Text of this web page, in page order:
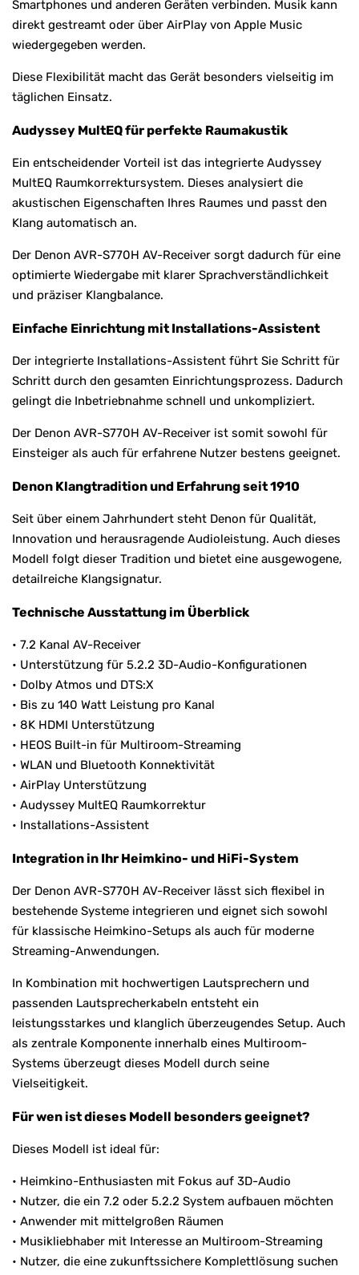
Smartphones und anderen Geräten verbinden. Musik kann
direkt gestreamt oder über AirPlay von Apple Music
wiedergegeben werden.
Diese Flexibilität macht das Gerät besonders vielseitig im
täglichen Einsatz.
Audyssey MultEQ für perfekte Raumakustik
Ein entscheidender Vorteil ist das integrierte Audyssey
MultEQ Raumkorrektursystem. Dieses analysiert die
akustischen Eigenschaften Ihres Raumes und passt den
Klang automatisch an.
Der Denon AVR-S770H AV-Receiver sorgt dadurch für eine
optimierte Wiedergabe mit klarer Sprachverständlichkeit
und präziser Klangbalance.
Einfache Einrichtung mit Installations-Assistent
Der integrierte Installations-Assistent führt Sie Schritt für
Schritt durch den gesamten Einrichtungsprozess. Dadurch
gelingt die Inbetriebnahme schnell und unkompliziert.
Der Denon AVR-S770H AV-Receiver ist somit sowohl für
Einsteiger als auch für erfahrene Nutzer bestens geeignet.
Denon Klangtradition und Erfahrung seit 1910
Seit über einem Jahrhundert steht Denon für Qualität,
Innovation und herausragende Audioleistung. Auch dieses
Modell folgt dieser Tradition und bietet eine ausgewogene,
detailreiche Klangsignatur.
Technische Ausstattung im Überblick
• 7.2 Kanal AV-Receiver
• Unterstützung für 5.2.2 3D-Audio-Konfigurationen
• Dolby Atmos und DTS:X
• Bis zu 140 Watt Leistung pro Kanal
• 8K HDMI Unterstützung
• HEOS Built-in für Multiroom-Streaming
• WLAN und Bluetooth Konnektivität
• AirPlay Unterstützung
• Audyssey MultEQ Raumkorrektur
• Installations-Assistent
Integration in Ihr Heimkino- und HiFi-System
Der Denon AVR-S770H AV-Receiver lässt sich flexibel in
bestehende Systeme integrieren und eignet sich sowohl
für klassische Heimkino-Setups als auch für moderne
Streaming-Anwendungen.
In Kombination mit hochwertigen Lautsprechern und
passenden Lautsprecherkabeln entsteht ein
leistungsstarkes und klanglich überzeugendes Setup. Auch
als zentrale Komponente innerhalb eines Multiroom-
Systems überzeugt dieses Modell durch seine
Vielseitigkeit.
Für wen ist dieses Modell besonders geeignet?
Dieses Modell ist ideal für:
• Heimkino-Enthusiasten mit Fokus auf 3D-Audio
• Nutzer, die ein 7.2 oder 5.2.2 System aufbauen möchten
• Anwender mit mittelgroßen Räumen
• Musikliebhaber mit Interesse an Multiroom-Streaming
• Nutzer, die eine zukunftssichere Komplettlösung suchen